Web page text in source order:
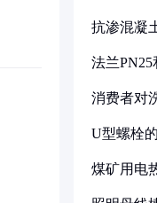
抗渗混凝
法兰PN25
消费者对
U型螺栓
煤矿用电